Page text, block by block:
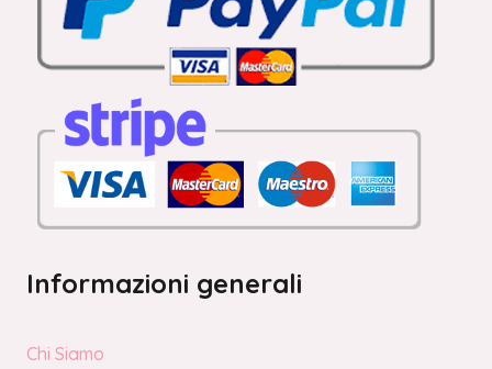
Informazioni generali
Chi Siamo